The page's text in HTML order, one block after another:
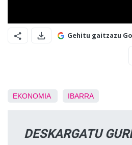
Gehitu gaitzazu
EKONOMIA IBARRA
DESKARGATU